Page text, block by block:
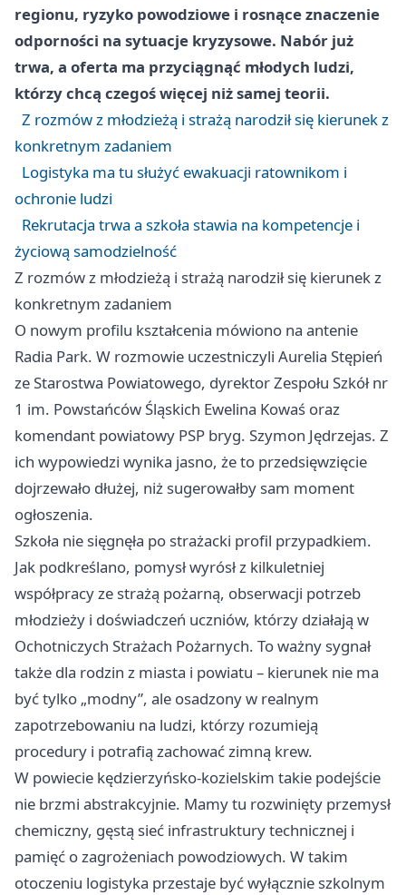
regionu, ryzyko powodziowe i rosnące znaczenie
odporności na sytuacje kryzysowe. Nabór już
trwa, a oferta ma przyciągnąć młodych ludzi,
którzy chcą czegoś więcej niż samej teorii.
Z rozmów z młodzieżą i strażą narodził się kierunek z
konkretnym zadaniem
Logistyka ma tu służyć ewakuacji ratownikom i
ochronie ludzi
Rekrutacja trwa a szkoła stawia na kompetencje i
życiową samodzielność
Z rozmów z młodzieżą i strażą narodził się kierunek z
konkretnym zadaniem
O nowym profilu kształcenia mówiono na antenie
Radia Park. W rozmowie uczestniczyli Aurelia Stępień
ze Starostwa Powiatowego, dyrektor Zespołu Szkół nr
1 im. Powstańców Śląskich Ewelina Kowaś oraz
komendant powiatowy PSP bryg. Szymon Jędrzejas. Z
ich wypowiedzi wynika jasno, że to przedsięwzięcie
dojrzewało dłużej, niż sugerowałby sam moment
ogłoszenia.
Szkoła nie sięgnęła po strażacki profil przypadkiem.
Jak podkreślano, pomysł wyrósł z kilkuletniej
współpracy ze strażą pożarną, obserwacji potrzeb
młodzieży i doświadczeń uczniów, którzy działają w
Ochotniczych Strażach Pożarnych. To ważny sygnał
także dla rodzin z miasta i powiatu – kierunek nie ma
być tylko „modny”, ale osadzony w realnym
zapotrzebowaniu na ludzi, którzy rozumieją
procedury i potrafią zachować zimną krew.
W powiecie kędzierzyńsko-kozielskim takie podejście
nie brzmi abstrakcyjnie. Mamy tu rozwinięty przemysł
chemiczny, gęstą sieć infrastruktury technicznej i
pamięć o zagrożeniach powodziowych. W takim
otoczeniu logistyka przestaje być wyłącznie szkolnym